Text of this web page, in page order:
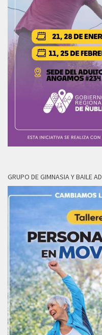
GRUPO DE GIMNASIA Y BAILE